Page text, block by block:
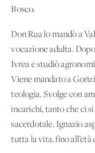
Bosco.
Don Rua lo mandò a
vocazione adulta.
Ivrea e studiò
Viene mandato a
teologia. Svolge con
incarichi, tanto che ci
sacerdotale. Ignazio
tutta la vita, fino all’età